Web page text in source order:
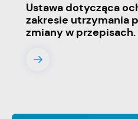
Ustawa dotycząca
zakresie utrzymania
zmiany w przepisach.